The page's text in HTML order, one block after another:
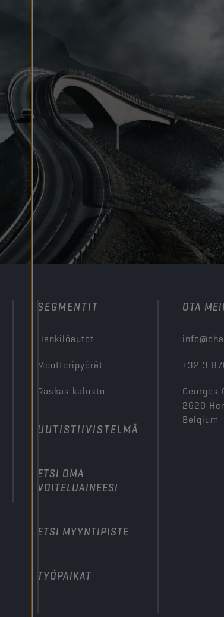
SEGMENTIT
Henkilöautot
Moottoripyörät
Raskas kalusto
UUTISTIIVISTELMÄ
ETSI OMA
VOITELUAINEESI
ETSI MYYNTIPISTE
TYÖPAIKAT
OTA
+32 3
2620
Belgium